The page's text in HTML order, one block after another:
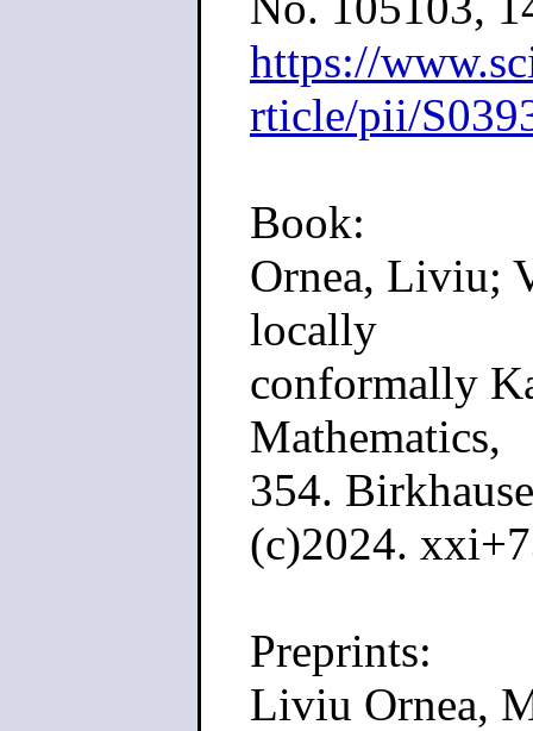
https://
rticle/pii/
Book:
Ornea, Liviu;
locally
conformally
Mathematics,
354.
(c)2024.
Preprints:
Liviu Ornea,